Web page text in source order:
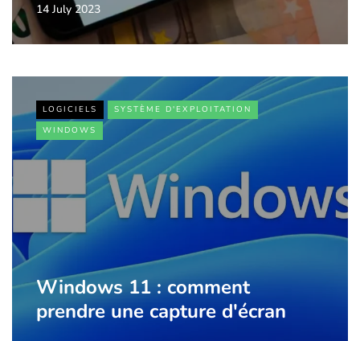
14 July 2023
LOGICIELS
SYSTÈME D'EXPLOITATION
WINDOWS
Windows 11 : comment
prendre une capture d'écran